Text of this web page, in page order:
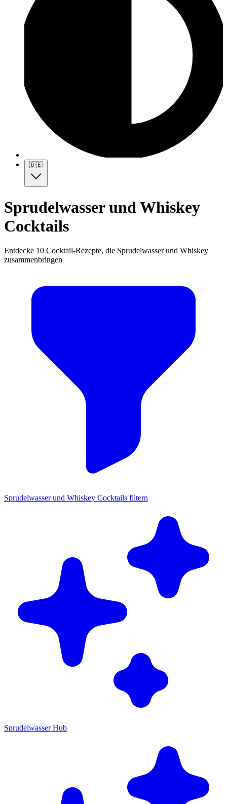
🇩🇪
Sprudelwasser und Whiskey
Cocktails
Entdecke 10 Cocktail-Rezepte, die Sprudelwasser und Whiskey
zusammenbringen
Sprudelwasser und Whiskey Cocktails filtern
Sprudelwasser Hub